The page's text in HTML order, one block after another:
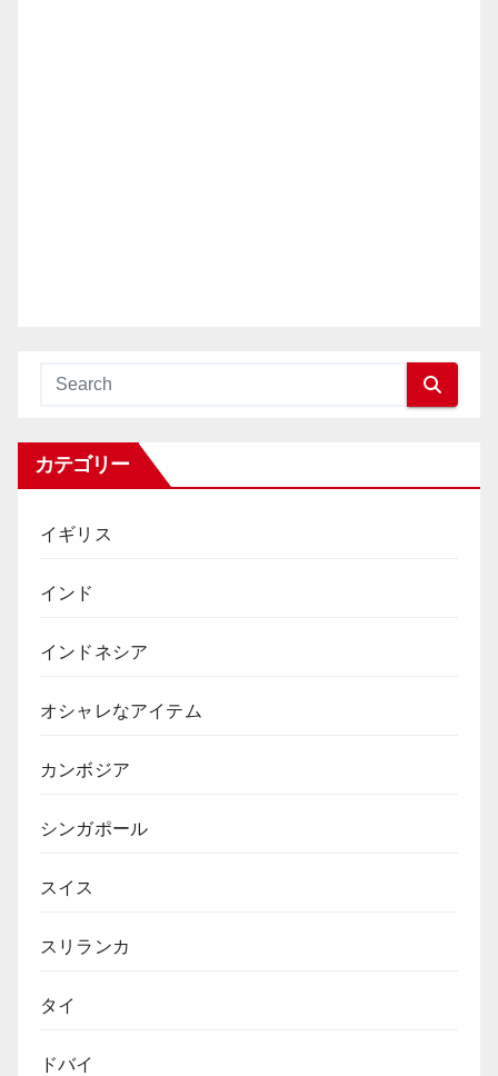
カテゴリー
イギリス
インド
インドネシア
オシャレなアイテム
カンボジア
シンガポール
スイス
スリランカ
タイ
ドバイ